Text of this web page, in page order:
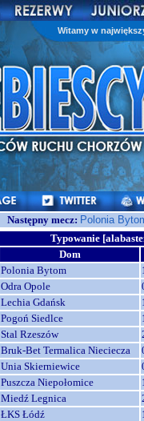
Witamy w
Następny mecz: Polonia
Typowanie
Dom
Polonia Bytom
Odra Opole
Lechia Gdańsk
Pogoń Siedlce
Stal Rzeszów
Bruk-Bet Termalica Nieciecza
Unia Skierniewice
Puszcza Niepołomice
Miedź Legnica
ŁKS Łódź